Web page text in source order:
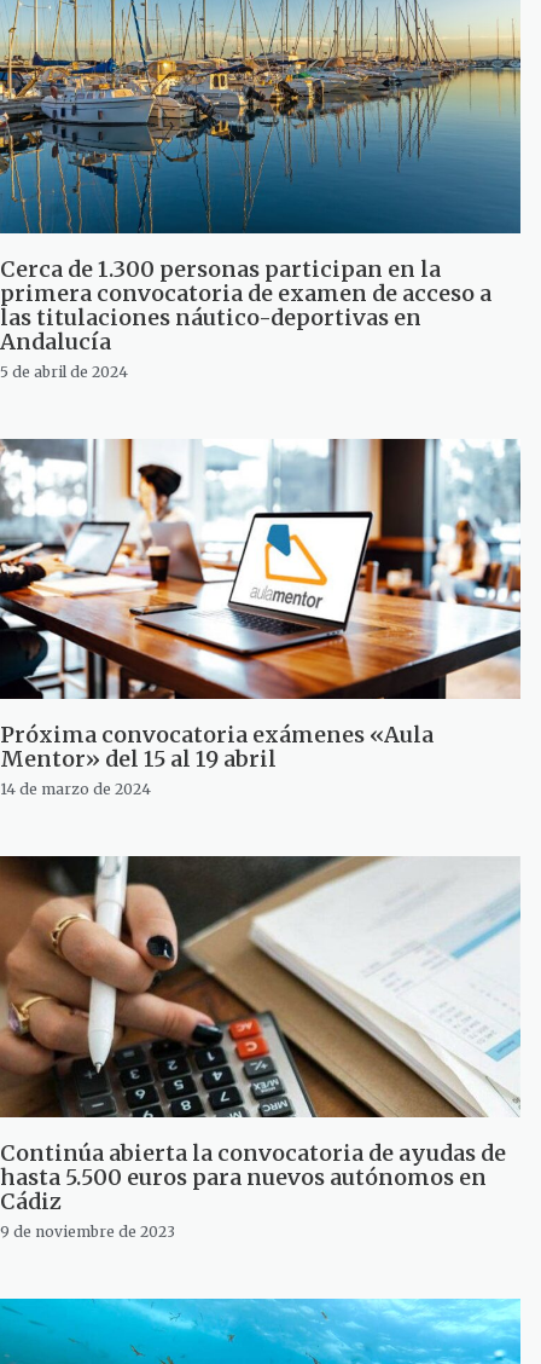
Cerca de 1.300 personas participan en la
primera convocatoria de examen de acceso a
las titulaciones náutico-deportivas en
Andalucía
5 de abril de 2024
Próxima convocatoria exámenes «Aula
Mentor» del 15 al 19 abril
14 de marzo de 2024
Continúa abierta la convocatoria de ayudas de
hasta 5.500 euros para nuevos autónomos en
Cádiz
9 de noviembre de 2023